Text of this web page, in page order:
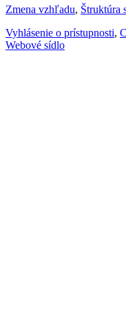
Zmena vzhľadu, Štruktúra
Vyhlásenie o prístupnosti,
Webové sídlo